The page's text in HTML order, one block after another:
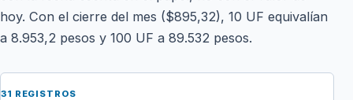
hoy. Con el cierre del mes ($895,32), 10 UF equivalían
a 8.953,2 pesos y 100 UF a 89.532 pesos.
31 REGISTROS